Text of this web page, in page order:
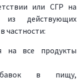
или СГР на
из действующих
частности:
на все продукты
в пищу,